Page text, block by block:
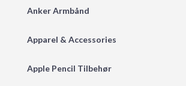
Anker Armbånd
Apparel & Accessories
Apple Pencil Tilbehør